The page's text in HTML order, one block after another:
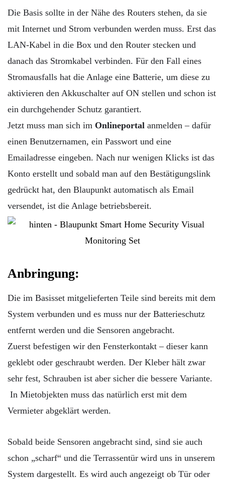
Die Basis sollte in der Nähe des Routers stehen, da sie
mit Internet und Strom verbunden werden muss. Erst das
LAN-Kabel in die Box und den Router stecken und
danach das Stromkabel verbinden. Für den Fall eines
Stromausfalls hat die Anlage eine Batterie, um diese zu
aktivieren den Akkuschalter auf ON stellen und schon ist
ein durchgehender Schutz garantiert.
Jetzt muss man sich im Onlineportal anmelden – dafür
einen Benutzernamen, ein Passwort und eine
Emailadresse eingeben. Nach nur wenigen Klicks ist das
Konto erstellt und sobald man auf den Bestätigungslink
gedrückt hat, den Blaupunkt automatisch als Email
versendet, ist die Anlage betriebsbereit.
Anbringung:
Die im Basisset mitgelieferten Teile sind bereits mit dem
System verbunden und es muss nur der Batterieschutz
entfernt werden und die Sensoren angebracht.
Zuerst befestigen wir den Fensterkontakt – dieser kann
geklebt oder geschraubt werden. Der Kleber hält zwar
sehr fest, Schrauben ist aber sicher die bessere Variante.
In Mietobjekten muss das natürlich erst mit dem
Vermieter abgeklärt werden.
Sobald beide Sensoren angebracht sind, sind sie auch
schon „scharf“ und die Terrassentür wird uns in unserem
System dargestellt. Es wird auch angezeigt ob Tür oder